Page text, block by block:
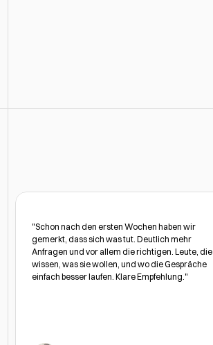
unsererKunden
"Schon nach den ersten Wochen haben wir
gemerkt, dass sich was tut. Deutlich mehr
Anfragen und vor allem die richtigen. Leute, die
wissen, was sie wollen, und wo die Gespräche
einfach besser laufen. Klare Empfehlung."